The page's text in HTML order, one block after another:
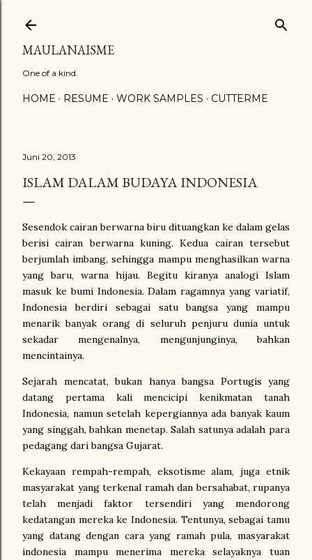
MAULANAISME
One of a kind.
HOME RESUME WORK SAMPLES CUTTERME
Juni 20, 2013
ISLAM DALAM BUDAYA INDONESIA
Sesendok cairan berwarna biru dituangkan ke dalam gelas
berisi cairan berwarna kuning. Kedua cairan tersebut
berjumlah imbang, sehingga mampu menghasilkan warna
yang baru, warna hijau. Begitu kiranya analogi Islam
masuk ke bumi Indonesia. Dalam ragamnya yang variatif,
Indonesia berdiri sebagai satu bangsa yang mampu
menarik banyak orang di seluruh penjuru dunia untuk
sekadar mengenalnya, mengunjunginya, bahkan
mencintainya.
Sejarah mencatat, bukan hanya bangsa Portugis yang
datang pertama kali mencicipi kenikmatan tanah
Indonesia, namun setelah kepergiannya ada banyak kaum
yang singgah, bahkan menetap. Salah satunya adalah para
pedagang dari bangsa Gujarat.
Kekayaan rempah-rempah, eksotisme alam, juga etnik
masyarakat yang terkenal ramah dan bersahabat, rupanya
telah menjadi faktor tersendiri yang mendorong
kedatangan mereka ke Indonesia. Tentunya, sebagai tamu
yang datang dengan cara yang ramah pula, masyarakat
indonesia mampu menerima mereka selayaknya tuan